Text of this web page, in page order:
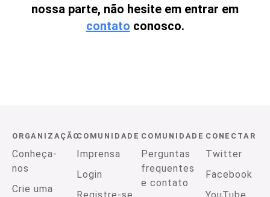
nossa parte, não hesite em entrar em
contato conosco.
ORGANIZAÇÃO
Conheça-
nos
Crie uma
COMUNIDADE
Imprensa
Login
COMUNIDADE
Perguntas
frequentes
e contato
CONECTAR
Twitter
Facebook